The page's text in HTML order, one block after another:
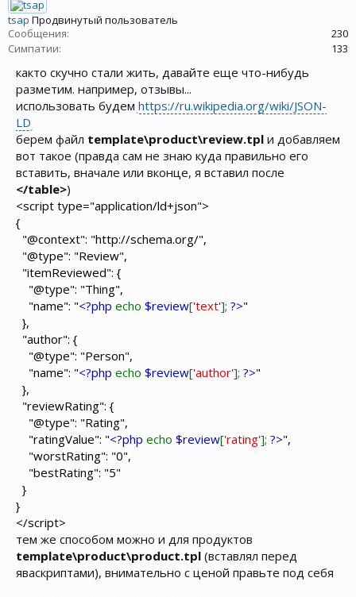
tsap Продвинутый пользователь
Сообщения:
230
Симпатии:
133
както скучно стали жить, давайте еще что-нибудь
разметим. например, отзывы...
использовать будем https://ru.wikipedia.org/wiki/JSON-
LD
берем файл template\product\review.tpl и добавляем
вот такое (правда сам не знаю куда правильно его
вставить, вначале или вконце, я вставил после
</table>)
<script type="application/ld+json">
{
"@context": "http://schema.org/",
"@type": "Review",
"itemReviewed": {
"@type": "Thing",
"name": "<?php echo $review['text']; ?>"
},
"author": {
"@type": "Person",
"name": "<?php echo $review['author']; ?>"
},
"reviewRating": {
"@type": "Rating",
"ratingValue": "<?php echo $review['rating']; ?>",
"worstRating": "0",
"bestRating": "5"
}
}
</script>
тем же способом можно и для продуктов
template\product\product.tpl (вставлял перед
яваскриптами), внимательно с ценой правьте под себя